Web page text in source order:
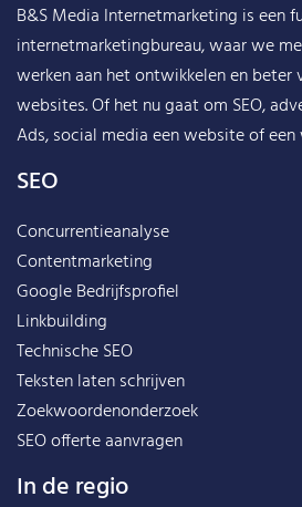
B&S Media Internetmarketing is een
internetmarketingbureau, waar we
werken aan het ontwikkelen en beter
websites. Of het nu gaat om SEO,
Ads, social media een website of een
SEO
Concurrentieanalyse
Contentmarketing
Google Bedrijfsprofiel
Linkbuilding
Technische SEO
Teksten laten schrijven
Zoekwoordenonderzoek
SEO offerte aanvragen
In de regio